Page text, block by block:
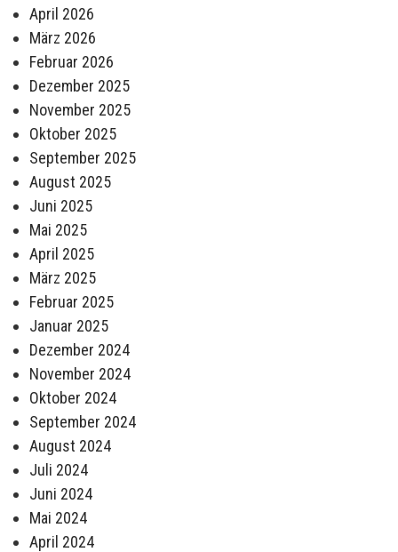
April 2026
März 2026
Februar 2026
Dezember 2025
November 2025
Oktober 2025
September 2025
August 2025
Juni 2025
Mai 2025
April 2025
März 2025
Februar 2025
Januar 2025
Dezember 2024
November 2024
Oktober 2024
September 2024
August 2024
Juli 2024
Juni 2024
Mai 2024
April 2024